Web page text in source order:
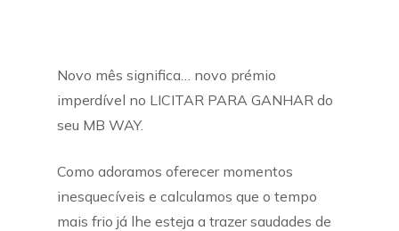
Novo mês significa… novo prémio
imperdível no LICITAR PARA GANHAR do
seu MB WAY.
Como adoramos oferecer momentos
inesquecíveis e calculamos que o tempo
mais frio já lhe esteja a trazer saudades de